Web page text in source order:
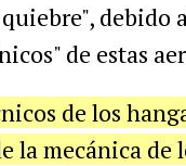
debido
de estas
de los
la mecánica